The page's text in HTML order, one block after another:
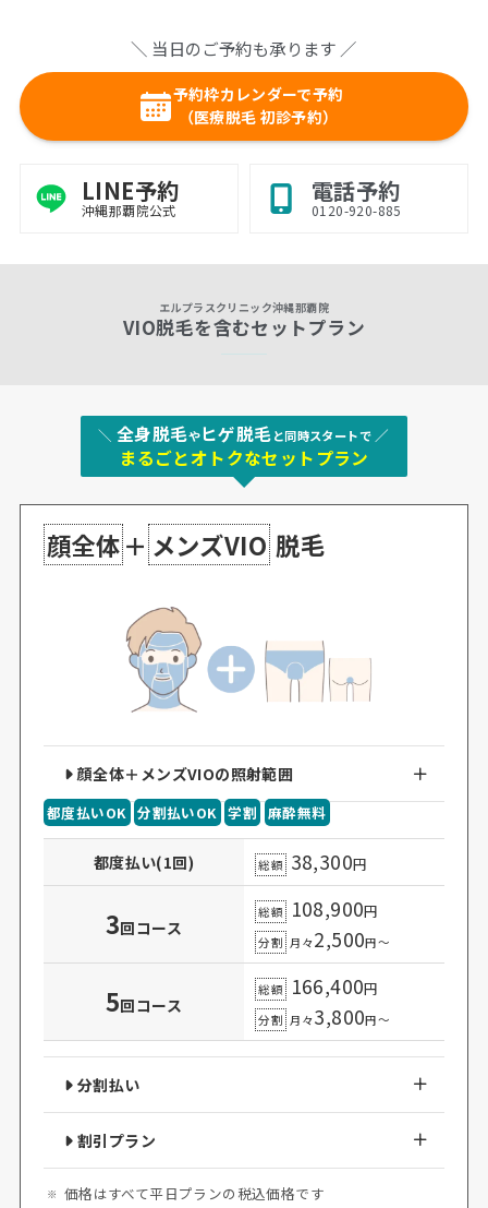
＼ 当日のご予約も承ります ／
予約枠カレンダーで予約
（医療脱毛 初診予約）
LINE予約
沖縄那覇院公式
電話予約
0120-920-885
エルプラスクリニック沖縄那覇院
VIO脱毛を含むセットプラン
＼全身脱毛やヒゲ脱毛と同時スタートで／
まるごとオトクなセットプラン
顔全体＋ メンズVIO脱毛
顔全体＋メンズVIOの照射範囲
都度払いOK 分割払いOK 学割 麻酔無料
都度払い(1回) 総額 38,300円
3回コース
総額 108,900円
分割 月々2,500円～
5回コース
総額 166,400円
分割 月々3,800円～
分割払い
割引プラン
価格はすべて平日プランの税込価格です